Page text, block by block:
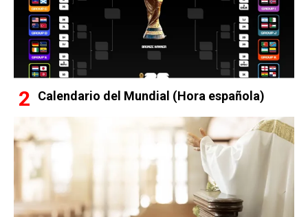
Calendario del Mundial (Hora española)